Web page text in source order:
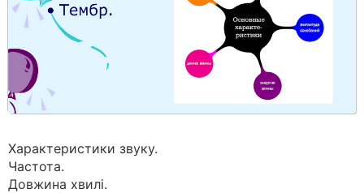
Характеристики звуку.
Частота.
Довжина хвилі.